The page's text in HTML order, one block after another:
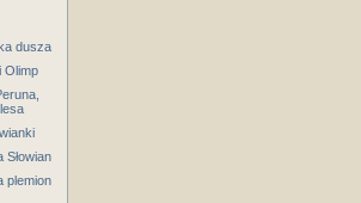
dusza
Olimp
Słowian
plemion